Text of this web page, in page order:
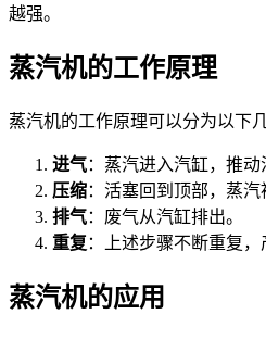
越强。
蒸汽机的工作原理
蒸汽机的工作原理可以分为以下
进气：蒸汽进入汽缸，推动
压缩：活塞回到顶部，蒸汽
排气：废气从汽缸排出。
重复 ：上述步骤不断重复，
蒸汽机的应用